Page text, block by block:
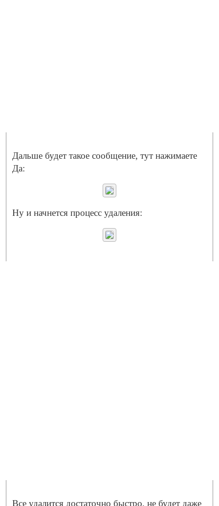
Дальше будет такое сообщение, тут нажимаете
Да:
Ну и начнется процесс удаления:
Все удалится достаточно быстро, не будет даже